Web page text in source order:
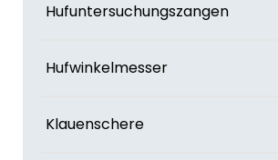
Hufuntersuchungszangen
Hufwinkelmesser
Klauenschere